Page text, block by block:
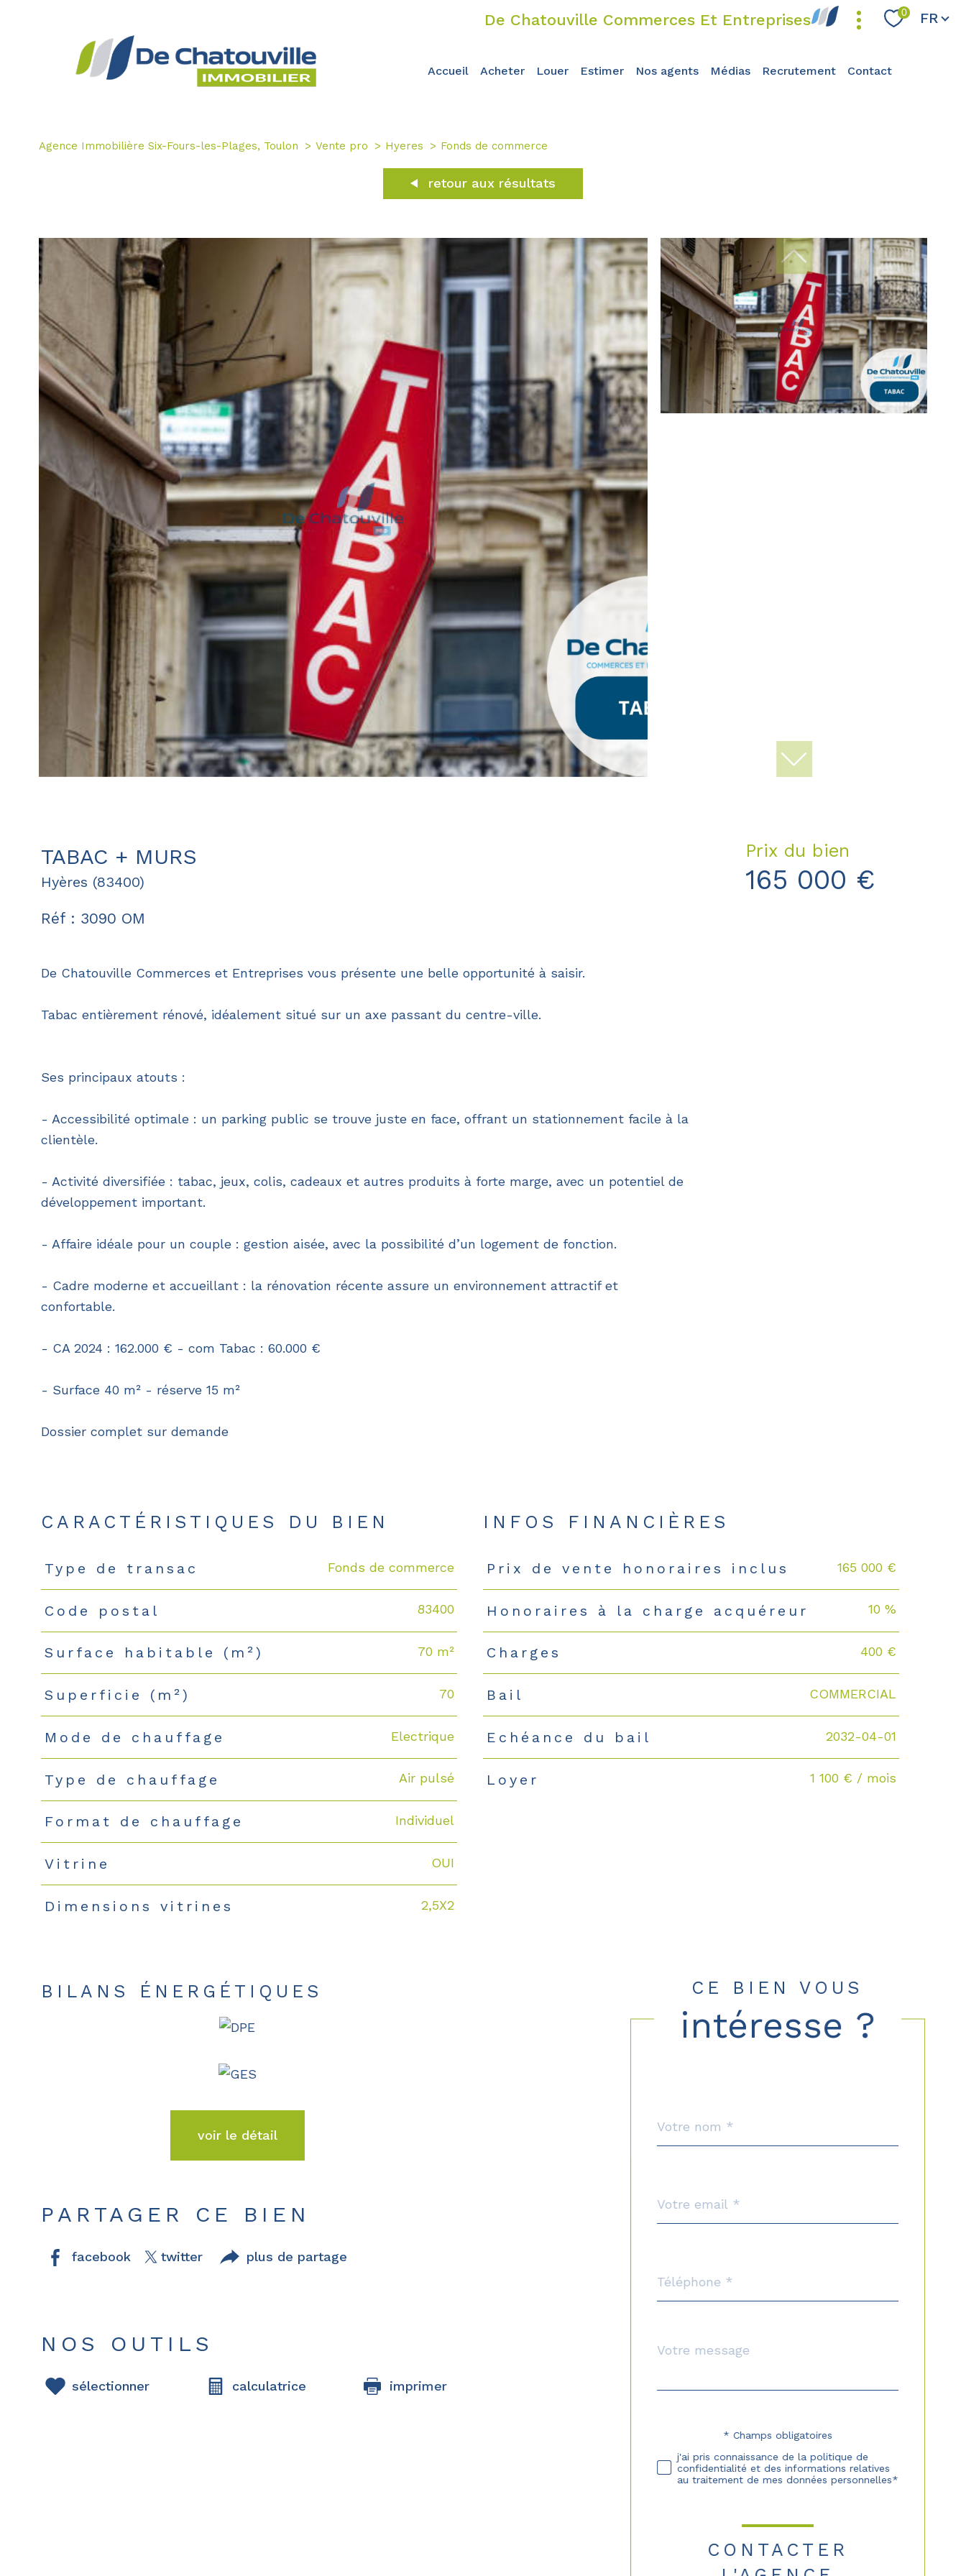
De Chatouville Commerces Et Entreprises 0 FR
accueil acheter louer estimer nos agents médias recrutement contact
Agence Immobilière Six-Fours-les-Plages, Toulon Vente pro Hyeres Fonds de commerce
retour aux résultats
TABAC + MURS
Hyères (83400)
Réf : 3090 OM
De Chatouville Commerces et Entreprises vous présente une belle opportunité à saisir.
Tabac entièrement rénové, idéalement situé sur un axe passant du centre-ville.
Ses principaux atouts :
- Accessibilité optimale : un parking public se trouve juste en face, offrant un stationnement facile à la
clientèle.
- Activité diversifiée : tabac, jeux, colis, cadeaux et autres produits à forte marge, avec un potentiel de
développement important.
- Affaire idéale pour un couple : gestion aisée, avec la possibilité d’un logement de fonction.
- Cadre moderne et accueillant : la rénovation récente assure un environnement attractif et
confortable.
- CA 2024 : 162.000 € - com Tabac : 60.000 €
- Surface 40 m² - réserve 15 m²
Dossier complet sur demande
Prix du bien
165 000 €
CARACTÉRISTIQUES DU BIEN
Caractéristiques Valeurs
Type de transac Fonds de commerce
Code postal 83400
Surface habitable (m²) 70 m²
Superficie (m²) 70
Mode de chauffage Electrique
Type de chauffage Air pulsé
Format de chauffage Individuel
Vitrine OUI
Dimensions vitrines 2,5X2
INFOS FINANCIÈRES
Caractéristiques Valeurs
Prix de vente honoraires inclus 165 000 €
Honoraires à la charge acquéreur 10 %
Charges 400 €
Bail COMMERCIAL
Echéance du bail 2032-04-01
Loyer 1 100 € / mois
BILANS ÉNERGÉTIQUES
voir le détail
PARTAGER CE BIEN
facebook twitter plus de partage
NOS OUTILS
sélectionner calculatrice imprimer
CE BIEN VOUS
intéresse ?
par
*
*
*
Fieldset
défaut
Message
*
Validation* Champs obligatoires
j'ai pris connaissance de la politique de
confidentialité et des informations relatives
au traitement de mes données personnelles*
CONTACTER